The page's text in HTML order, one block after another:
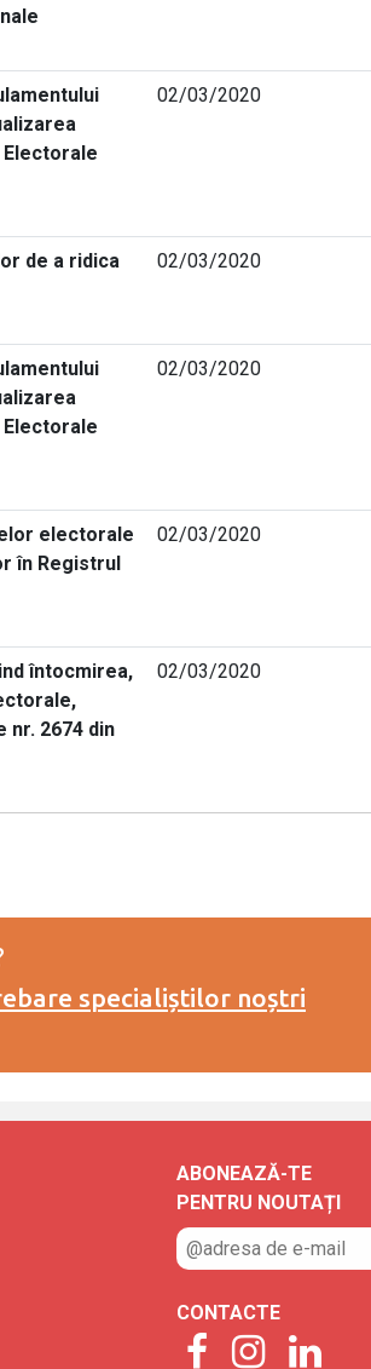
02/03/2020
de a ridica
02/03/2020
02/03/2020
electorale
în Registrul
02/03/2020
întocmirea,
nr. 2674 din
02/03/2020
specialiștilor noștri
ABONEAZĂ-TE
PENTRU NOUTAȚI
CONTACTE